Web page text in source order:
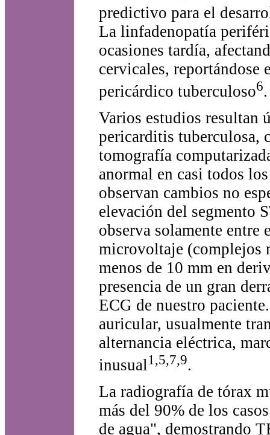
predictivo para el
La linfadenopatía
ocasiones tardía,
cervicales, reportándose
pericárdico tuberculoso6.
Varios estudios resultan
pericarditis tuberculosa,
tomografía
anormal en casi todos
observan cambios no
elevación del segmento
observa solamente entre
microvoltaje (complejos
menos de 10 mm en
presencia de un gran
ECG de nuestro
auricular, usualmente
alternancia eléctrica,
inusual1,5,7,9.
La radiografía de tórax
más del 90% de los
de agua", demostrando